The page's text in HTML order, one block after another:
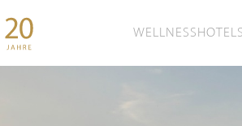
WELLNESSHOTELS